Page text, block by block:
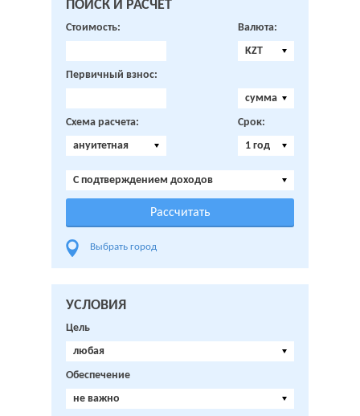
ПОИСК И РАСЧЕТ
Стоимость:
Валюта:
KZT
Первичный взнос:
сумма
Схема расчета:
ануитетная
Срок:
1 год
C подтверждением доходов
Выбрать город
УСЛОВИЯ
Цель
любая
Обеспечение
не важно